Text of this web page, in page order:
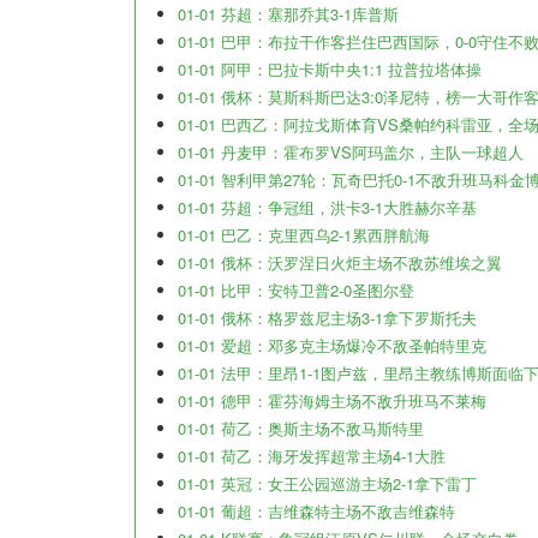
01-01 芬超：塞那乔其3-1库普斯
01-01 巴甲：布拉干作客拦住巴西国际，0-0守住不败
01-01 阿甲：巴拉卡斯中央1:1 拉普拉塔体操
01-01 俄杯：莫斯科斯巴达3:0泽尼特，榜一大哥作
01-01 巴西乙：阿拉戈斯体育VS桑帕约科雷亚，全
01-01 丹麦甲：霍布罗VS阿玛盖尔，主队一球超人
01-01 智利甲第27轮：瓦奇巴托0-1不敌升班马科金
01-01 芬超：争冠组，洪卡3-1大胜赫尔辛基
01-01 巴乙：克里西乌2-1累西胖航海
01-01 俄杯：沃罗涅日火炬主场不敌苏维埃之翼
01-01 比甲：安特卫普2-0圣图尔登
01-01 俄杯：格罗兹尼主场3-1拿下罗斯托夫
01-01 爱超：邓多克主场爆冷不敌圣帕特里克
01-01 法甲：里昂1-1图卢兹，里昂主教练博斯面临
01-01 德甲：霍芬海姆主场不敌升班马不莱梅
01-01 荷乙：奥斯主场不敌马斯特里
01-01 荷乙：海牙发挥超常主场4-1大胜
01-01 英冠：女王公园巡游主场2-1拿下雷丁
01-01 葡超：吉维森特主场不敌吉维森特